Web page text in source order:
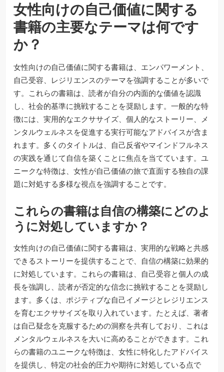
女性向けの自己価値に関する
書籍の主要なテーマは何です
か？
女性向けの自己価値に関する書籍は、エンパワーメント、
自己受容、レジリエンスのテーマを強調することが多いで
す。これらの書籍は、読者が自分の内面的な価値を認識
し、社会的基準に挑戦することを奨励します。一般的な特
徴には、実用的なエクササイズ、個人的なストーリー、メ
ンタルウェルネスを促進する実行可能なアドバイスが含ま
れます。多くのタイトルは、自己反省やマインドフルネス
の実践を通じて自信を築くことに焦点を当てています。ユ
ニークな特徴は、女性が自己価値の旅で直面する独自の課
題に対処する多様な視点を強調することです。
これらの書籍は自信の構築にどのよ
うに対処していますか？
女性向けの自己価値に関する書籍は、実用的な戦略と共感
できるストーリーを提供することで、自信の構築に効果的
に対処しています。これらの書籍は、自己受容と個人の成
長を強調し、読者が否定的な信念に挑戦することを奨励し
ます。多くは、ポジティブな自己イメージとレジリエンス
を育むエクササイズを取り入れています。たとえば、著者
は自己疑念を克服するための洞察を共有しており、これは
メンタルウェルネスを大いに高めることができます。これ
らの書籍のユニークな特徴は、女性に特化したアドバイス
を提供し、特定の社会的圧力や期待に対処している点で